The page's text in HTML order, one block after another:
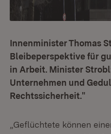
Innenminister Thomas
Bleibeperspektive für
in Arbeit. Minister
Unternehmen und
Rechtssicherheit."
„Geflüchtete können